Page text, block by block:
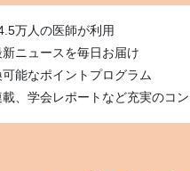
万人の医師が利用
ニュースを毎日お届け
能なポイントプログラム
、学会レポートなど充実のコ